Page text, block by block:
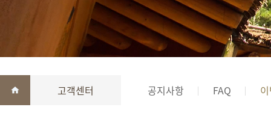
고객센터 공지사항 FAQ